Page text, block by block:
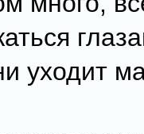
уходит